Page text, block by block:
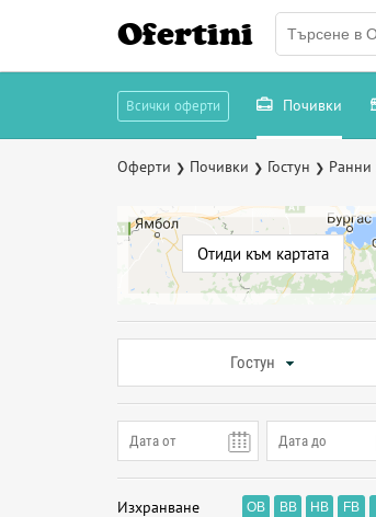
Ofertini
Всички оферти Почивки
Оферти ❯ Почивки ❯ Гостун ❯ Ранни
Отиди към картата
Гостун
Изхранване OB BB HB FB